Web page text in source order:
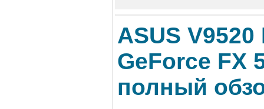
ASUS V9520
GeForce FX
полный